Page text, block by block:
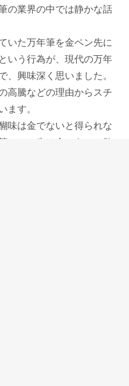
の業界の中では静かな話
いた万年筆を金ペン先に
いう行為が、現代の万年
興味深く思いました。
高騰などの理由からスチ
す。
味は金でないと得られな
のペン先は金であって欲